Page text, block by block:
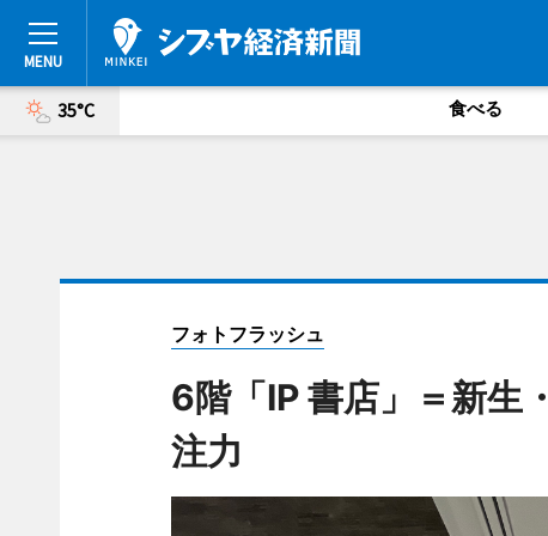
35°C 食べる
フォトフラッシュ
6階「IP 書店」＝新生
注力